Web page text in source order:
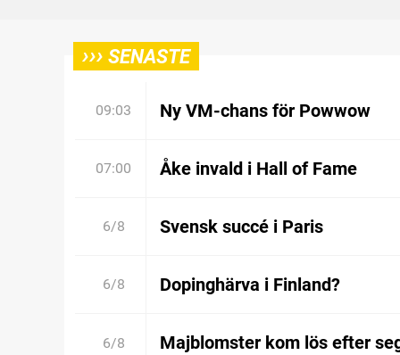
››› SENASTE
09:03 Ny VM-chans för Powwow
07:00 Åke invald i Hall of Fame
6/8 Svensk succé i Paris
6/8 Dopinghärva i Finland?
6/8 Majblomster kom lös efter